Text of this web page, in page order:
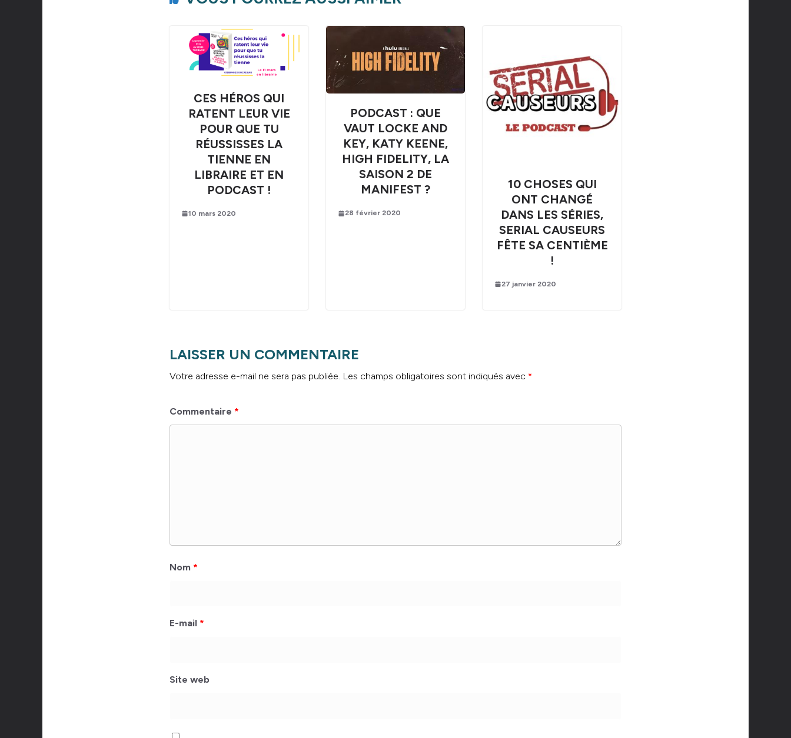
CES HÉROS QUI
RATENT LEUR VIE
POUR QUE TU
RÉUSSISSES LA
TIENNE EN
LIBRAIRE ET EN
PODCAST !
10 mars 2020
PODCAST : QUE
VAUT LOCKE AND
KEY, KATY KEENE,
HIGH FIDELITY, LA
SAISON 2 DE
MANIFEST ?
28 février 2020
10 CHOSES QUI
ONT CHANGÉ
DANS LES SÉRIES,
SERIAL CAUSEURS
FÊTE SA CENTIÈME
!
27 janvier 2020
LAISSER UN COMMENTAIRE
Votre adresse e-mail ne sera pas publiée. Les champs obligatoires sont indiqués avec *
Commentaire *
Nom *
E-mail *
Site web